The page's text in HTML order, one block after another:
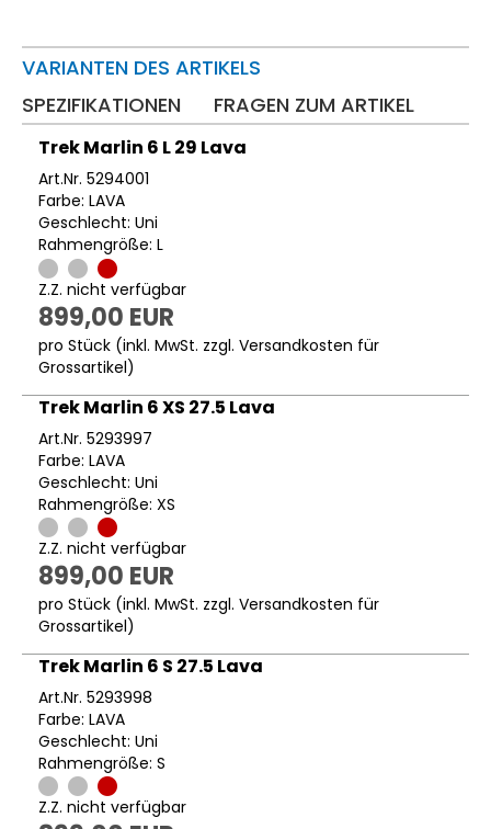
VARIANTEN DES ARTIKELS
SPEZIFIKATIONEN
FRAGEN ZUM ARTIKEL
Trek Marlin 6 L 29 Lava
Art.Nr. 5294001
Farbe: LAVA
Geschlecht: Uni
Rahmengröße: L
Z.Z. nicht verfügbar
899,00 EUR
pro Stück (inkl. MwSt. zzgl. Versandkosten für
Grossartikel)
Trek Marlin 6 XS 27.5 Lava
Art.Nr. 5293997
Farbe: LAVA
Geschlecht: Uni
Rahmengröße: XS
Z.Z. nicht verfügbar
899,00 EUR
pro Stück (inkl. MwSt. zzgl. Versandkosten für
Grossartikel)
Trek Marlin 6 S 27.5 Lava
Art.Nr. 5293998
Farbe: LAVA
Geschlecht: Uni
Rahmengröße: S
Z.Z. nicht verfügbar